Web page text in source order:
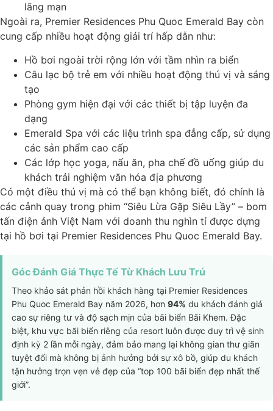
lãng mạn
Ngoài ra, Premier Residences Phu Quoc Emerald Bay còn
cung cấp nhiều hoạt động giải trí hấp dẫn như:
Hồ bơi ngoài trời rộng lớn với tầm nhìn ra biển
Câu lạc bộ trẻ em với nhiều hoạt động thú vị và sáng
tạo
Phòng gym hiện đại với các thiết bị tập luyện đa
dạng
Emerald Spa với các liệu trình spa đẳng cấp, sử dụng
các sản phẩm cao cấp
Các lớp học yoga, nấu ăn, pha chế đồ uống giúp du
khách trải nghiệm văn hóa địa phương
Có một điều thú vị mà có thể bạn không biết, đó chính là
các cảnh quay trong phim “Siêu Lừa Gặp Siêu Lầy” – bom
tấn điện ảnh Việt Nam với doanh thu nghìn tỉ được dựng
tại hồ bơi tại Premier Residences Phu Quoc Emerald Bay.
Góc Đánh Giá Thực Tế Từ Khách Lưu Trú
Theo khảo sát phản hồi khách hàng tại Premier Residences
Phu Quoc Emerald Bay năm 2026, hơn 94% du khách đánh giá
cao sự riêng tư và độ sạch mịn của bãi biển Bãi Khem. Đặc
biệt, khu vực bãi biển riêng của resort luôn được duy trì vệ sinh
định kỳ 2 lần mỗi ngày, đảm bảo mang lại không gian thư giãn
tuyệt đối mà không bị ảnh hưởng bởi sự xô bồ, giúp du khách
tận hưởng trọn vẹn vẻ đẹp của “top 100 bãi biển đẹp nhất thế
giới”.